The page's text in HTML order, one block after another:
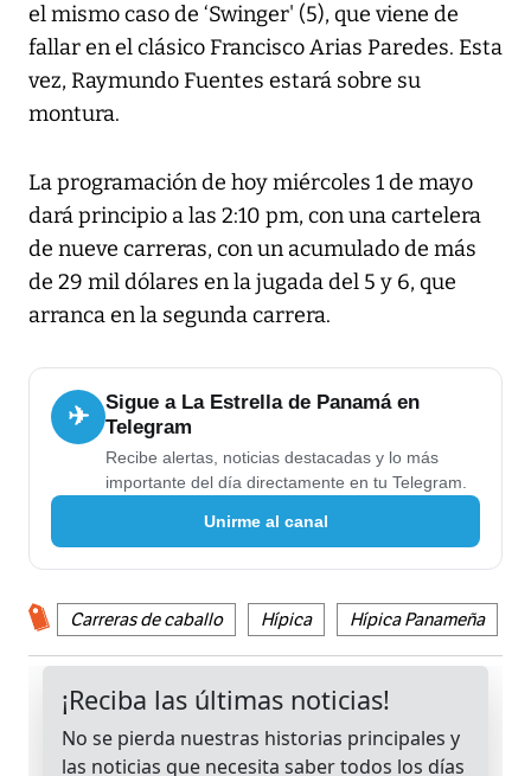
el mismo caso de ‘Swinger' (5), que viene de
fallar en el clásico Francisco Arias Paredes. Esta
vez, Raymundo Fuentes estará sobre su
montura.
La programación de hoy miércoles 1 de mayo
dará principio a las 2:10 pm, con una cartelera
de nueve carreras, con un acumulado de más
de 29 mil dólares en la jugada del 5 y 6, que
arranca en la segunda carrera.
✈
Sigue a La Estrella de Panamá en
Telegram
Recibe alertas, noticias destacadas y lo más
importante del día directamente en tu Telegram.
Unirme al canal
Carreras de caballo Hípica Hípica Panameña